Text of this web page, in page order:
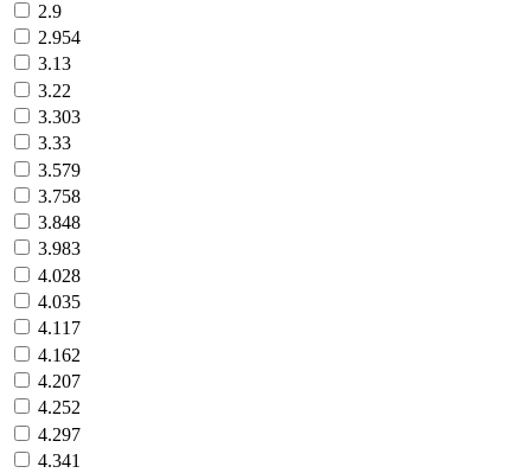
2.9
2.954
3.13
3.22
3.303
3.33
3.579
3.758
3.848
3.983
4.028
4.035
4.117
4.162
4.207
4.252
4.297
4.341